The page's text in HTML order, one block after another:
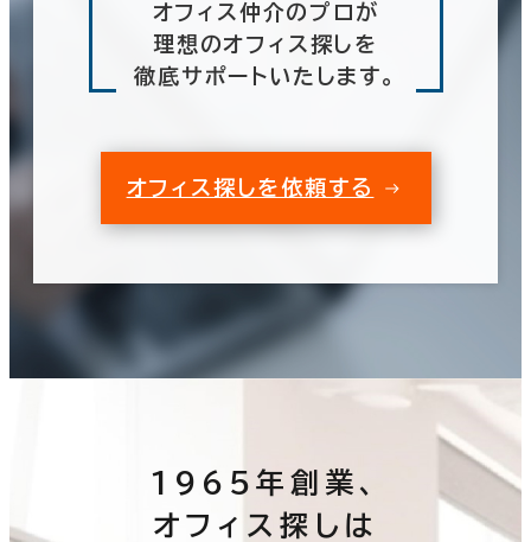
オフィス仲介のプロが
理想のオフィス探しを
徹底サポートいたします。
オフィス探しを依頼する
1965年創業、
オフィス探しは